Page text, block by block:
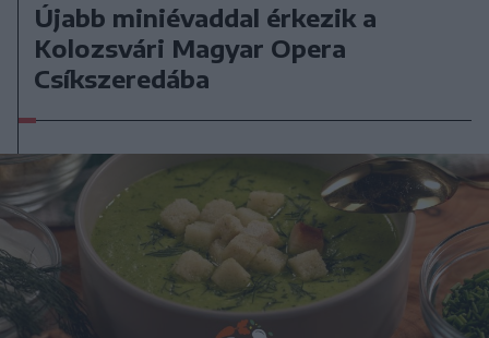
Újabb miniévaddal érkezik a
Kolozsvári Magyar Opera
Csíkszeredába